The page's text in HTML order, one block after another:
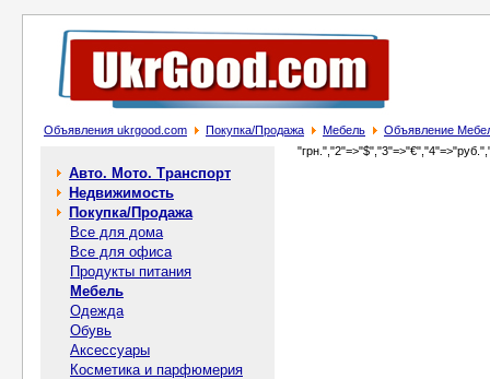
Объявления ukrgood.com Покупка/Продажа Мебель Объявление
Авто. Мото. Транспорт
Недвижимость
Покупка/Продажа
Все для дома
Все для офиса
Продукты питания
Мебель
Одежда
Обувь
Аксессуары
Косметика и парфюмерия